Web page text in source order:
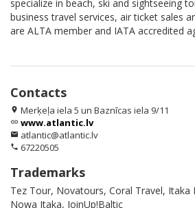
specialize in beach, ski and sightseeing
business travel services, air ticket sales
are ALTA member and IATA accredited
Contacts
location_on Merķeļa iela 5 un Baznīcas iela 9/11
link www.atlantic.lv
email atlantic@atlantic.lv
phone 67220505
Trademarks
Tez Tour, Novatours, Coral Travel, Itaka
Nowa Itaka, JoinUp!Baltic